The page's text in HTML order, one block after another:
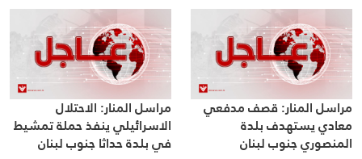
مراسل المنار: قصف مدفعي
معادي يستهدف بلدة
المنصوري جنوب لبنان
مراسل المنار: الاحتلال
الاسرائيلي ينفذ حملة تمشيط
في بلدة حداثا جنوب لبنان